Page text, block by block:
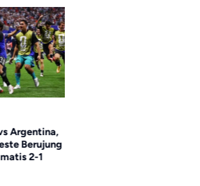
Argentina,
Berujung
2-1